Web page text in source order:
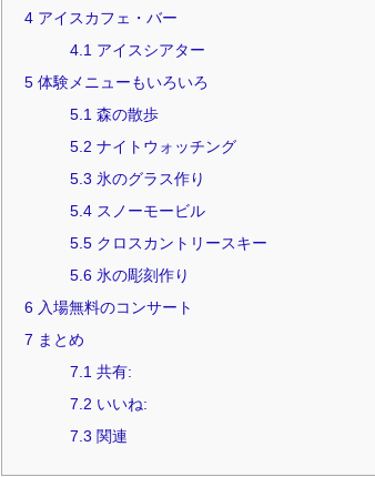
4 アイスカフェ・バー
4.1 アイスシアター
5 体験メニューもいろいろ
5.1 森の散歩
5.2 ナイトウォッチング
5.3 氷のグラス作り
5.4 スノーモービル
5.5 クロスカントリースキー
5.6 氷の彫刻作り
6 入場無料のコンサート
7 まとめ
7.1 共有:
7.2 いいね:
7.3 関連